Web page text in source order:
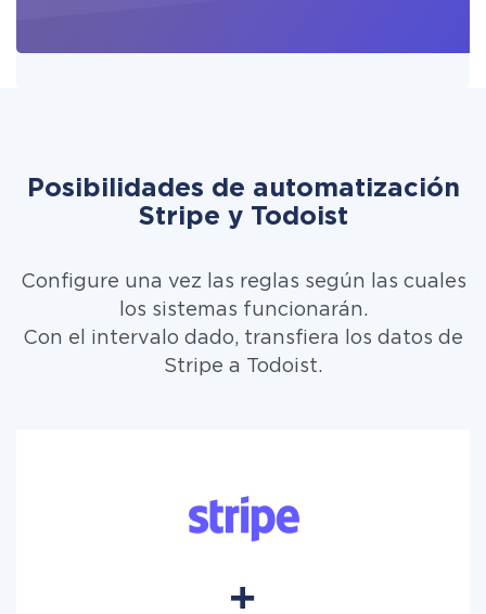
Posibilidades de automatización
Stripe y Todoist
Configure una vez las reglas según las cuales
los sistemas funcionarán.
Con el intervalo dado, transfiera los datos de
Stripe a Todoist.